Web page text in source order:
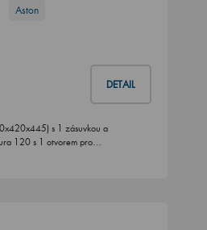
Aston
DETAIL
s 1 zásuvkou a
120 s 1 otvorem pro…